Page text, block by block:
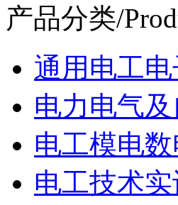
产品分类/
通用电工
电力电气
电工模电
电工技术